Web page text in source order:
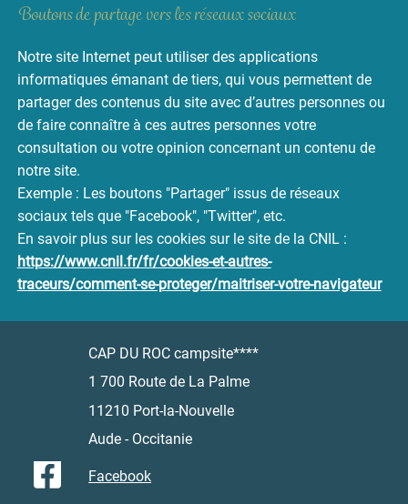
Boutons de partage vers les réseaux sociaux
Notre site Internet peut utiliser des applications
informatiques émanant de tiers, qui vous permettent de
partager des contenus du site avec d’autres personnes ou
de faire connaître à ces autres personnes votre
consultation ou votre opinion concernant un contenu de
notre site.
Exemple : Les boutons "Partager" issus de réseaux
sociaux tels que "Facebook", "Twitter", etc.
En savoir plus sur les cookies sur le site de la CNIL :
https://www.cnil.fr/fr/cookies-et-autres-
traceurs/comment-se-proteger/maitriser-votre-navigateur
CAP DU ROC campsite****
1 700 Route de La Palme
11210 Port-la-Nouvelle
Aude - Occitanie
Facebook